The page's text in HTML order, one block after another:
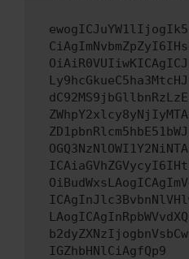
IGZhbHNlCiAgfQp9